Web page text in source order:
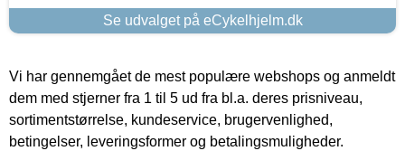
Se udvalget på eCykelhjelm.dk
Vi har gennemgået de mest populære webshops og anmeldt
dem med stjerner fra 1 til 5 ud fra bl.a. deres prisniveau,
sortimentstørrelse, kundeservice, brugervenlighed,
betingelser, leveringsformer og betalingsmuligheder.